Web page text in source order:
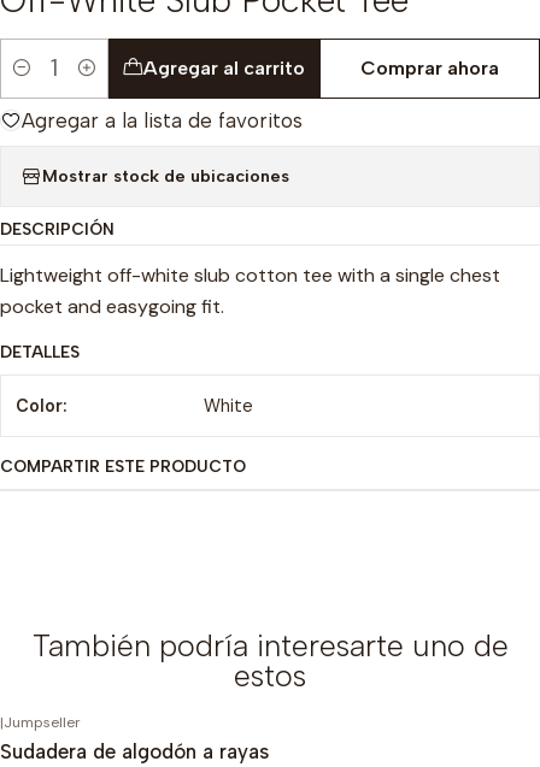
Cantidad
Agregar al carrito Comprar ahora
Agregar a la lista de favoritos
Mostrar stock de ubicaciones
DESCRIPCIÓN
Lightweight off-white slub cotton tee with a single chest
pocket and easygoing fit.
DETALLES
Color: White
COMPARTIR ESTE PRODUCTO
También podría interesarte uno de
estos
|Jumpseller
Sudadera de algodón a rayas